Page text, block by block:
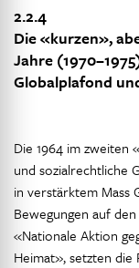
2.2.4
Die «kurzen»,
Jahre
Globalplafond
Die 1964 im
und sozialrechtliche
in verstärktem Mass
Bewegungen auf
«Nationale Aktion
Heimat», setzten